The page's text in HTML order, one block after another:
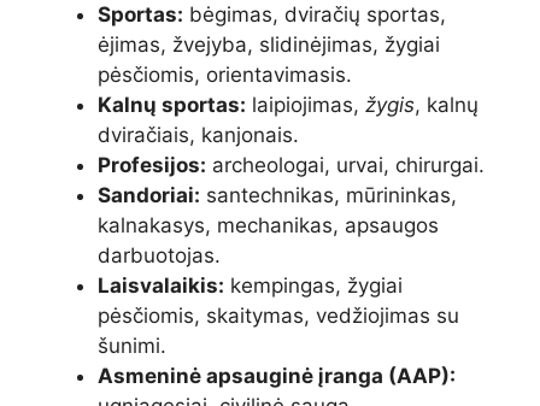
Sportas: bėgimas, dviračių sportas,
ėjimas, žvejyba, slidinėjimas, žygiai
pėsčiomis, orientavimasis.
Kalnų sportas: laipiojimas, žygis, kalnų
dviračiais, kanjonais.
Profesijos: archeologai, urvai, chirurgai.
Sandoriai: santechnikas, mūrininkas,
kalnakasys, mechanikas, apsaugos
darbuotojas.
Laisvalaikis: kempingas, žygiai
pėsčiomis, skaitymas, vedžiojimas su
šunimi.
Asmeninė apsauginė įranga (AAP):